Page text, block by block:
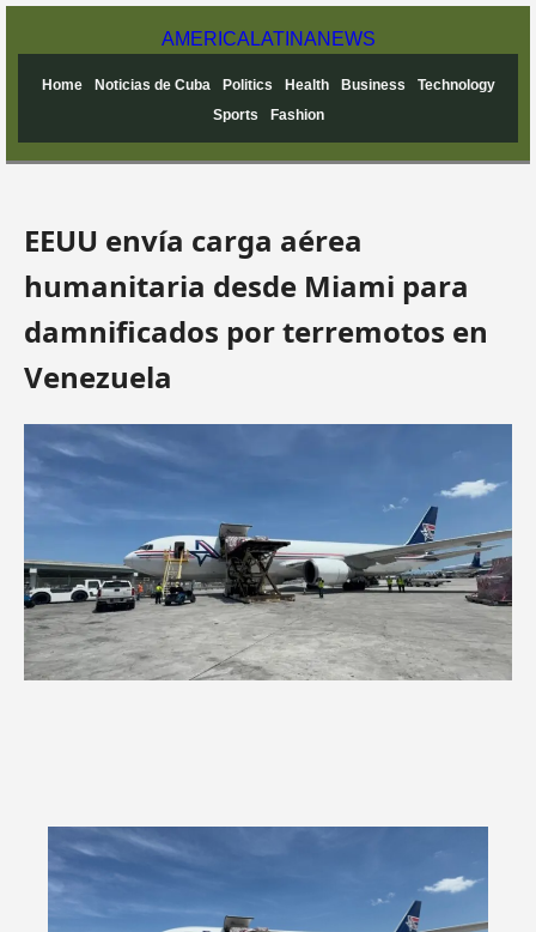
AMERICA LATINANEWS
Home Noticias de Cuba Politics Health Business
Technology
Sports
Fashion
EEUU envía carga aérea
humanitaria desde Miami para
damnificados por terremotos en
Venezuela